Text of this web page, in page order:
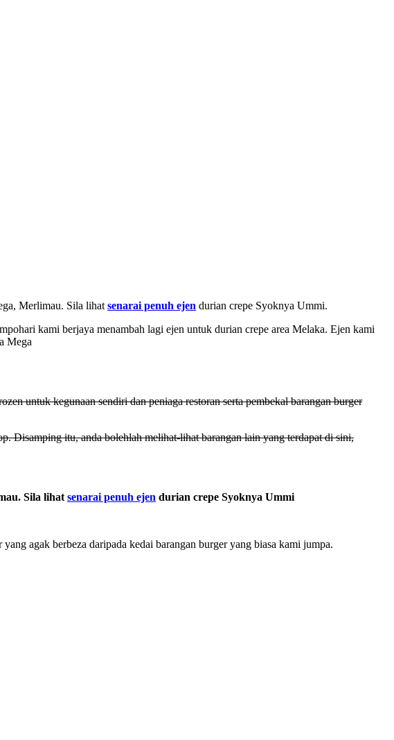
Merlimau. Sila lihat senarai penuh ejen durian crepe Syoknya Ummi.
kami berjaya menambah lagi ejen untuk durian crepe area Melaka. Ejen kami
Mega
untuk kegunaan sendiri dan peniaga restoran serta pembekal barangan burger
Disamping itu, anda bolehlah melihat-lihat barangan lain yang terdapat di sini,
Sila lihat senarai penuh ejen durian crepe Syoknya Ummi
agak berbeza daripada kedai barangan burger yang biasa kami jumpa.